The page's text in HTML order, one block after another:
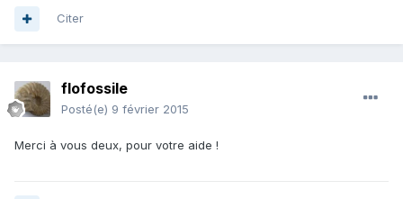
Citer
flofossile
Posté(e) 9 février 2015
Merci à vous deux, pour votre aide !